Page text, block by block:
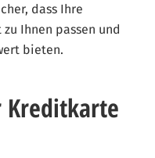
dass Ihre
Ihnen passen und
bieten.
Kreditkarte